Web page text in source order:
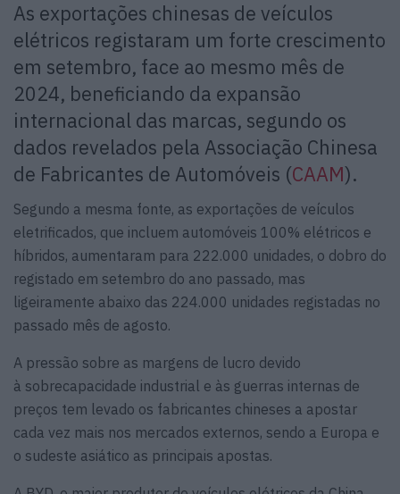
As exportações chinesas de veículos
elétricos registaram um forte crescimento
em setembro, face ao mesmo mês de
2024, beneficiando da expansão
internacional das marcas, segundo os
dados revelados pela Associação Chinesa
de Fabricantes de Automóveis (CAAM).
Segundo a mesma fonte, as exportações de veículos
eletrificados, que incluem automóveis 100% elétricos e
híbridos, aumentaram para 222.000 unidades, o dobro do
registado em setembro do ano passado, mas
ligeiramente abaixo das 224.000 unidades registadas no
passado mês de agosto.
A pressão sobre as margens de lucro devido
à sobrecapacidade industrial e às guerras internas de
preços tem levado os fabricantes chineses a apostar
cada vez mais nos mercados externos, sendo a Europa e
o sudeste asiático as principais apostas.